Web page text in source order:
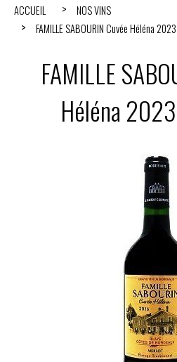
ACCUEIL
NOS VINS
FAMILLE SABOURIN Cuvée Héléna
FAMILLE
Héléna